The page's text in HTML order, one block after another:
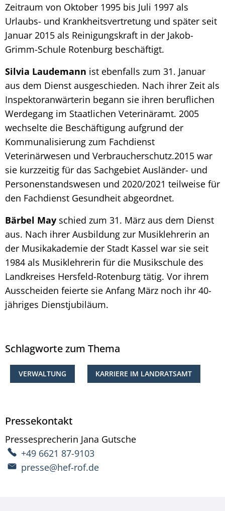
Zeitraum von Oktober 1995 bis Juli 1997 als
Urlaubs- und Krankheitsvertretung und später seit
Januar 2015 als Reinigungskraft in der Jakob-
Grimm-Schule Rotenburg beschäftigt.
Silvia Laudemann ist ebenfalls zum 31. Januar
aus dem Dienst ausgeschieden. Nach ihrer Zeit als
Inspektoranwärterin begann sie ihren beruflichen
Werdegang im Staatlichen Veterinäramt. 2005
wechselte die Beschäftigung aufgrund der
Kommunalisierung zum Fachdienst
Veterinärwesen und Verbraucherschutz.2015 war
sie kurzzeitig für das Sachgebiet Ausländer- und
Personenstandswesen und 2020/2021 teilweise für
den Fachdienst Gesundheit abgeordnet.
Bärbel May schied zum 31. März aus dem Dienst
aus. Nach ihrer Ausbildung zur Musiklehrerin an
der Musikakademie der Stadt Kassel war sie seit
1984 als Musiklehrerin für die Musikschule des
Landkreises Hersfeld-Rotenburg tätig. Vor ihrem
Ausscheiden feierte sie Anfang März noch ihr 40-
jähriges Dienstjubiläum.
Schlagworte zum Thema
VERWALTUNG KARRIERE IM LANDRATSAMT
Pressekontakt
Pressesprecherin Jana Gutsche
+49 6621 87-9103
presse@hef-rof.de